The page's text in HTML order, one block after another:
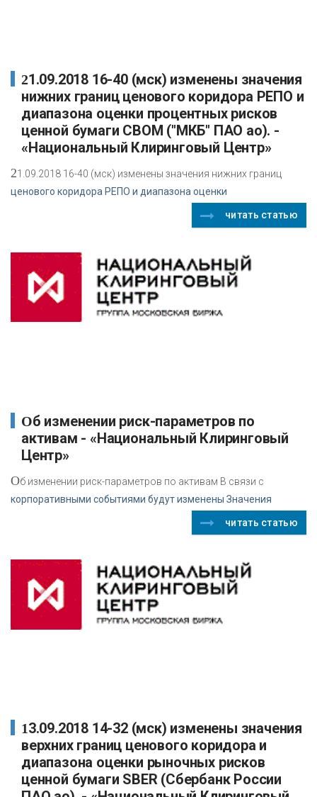
21.09.2018 16-40 (мск) изменены значения
нижних границ ценового коридора РЕПО и
диапазона оценки процентных рисков
ценной бумаги CBOM ("МКБ" ПАО ао). -
«Национальный Клиринговый Центр»
21.09.2018 16-40 (мск) изменены значения нижних границ
ценового коридора РЕПО и диапазона оценки
читать статью
Об изменении риск-параметров по
активам - «Национальный Клиринговый
Центр»
Об изменении риск-параметров по активам В связи с
корпоративными событиями будут изменены Значения
читать статью
13.09.2018 14-32 (мск) изменены значения
верхних границ ценового коридора и
диапазона оценки рыночных рисков
ценной бумаги SBER (Сбербанк России